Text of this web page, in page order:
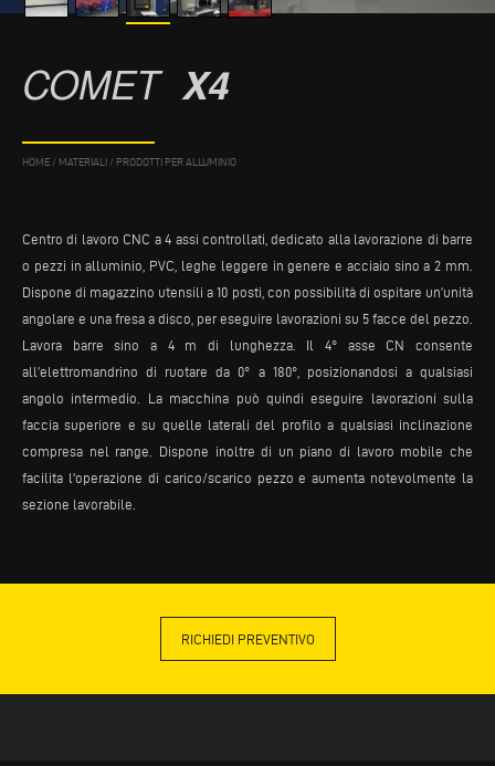
COMET X4
HOME / MATERIALI / PRODOTTI PER ALLUMINIO
Centro di lavoro CNC a 4 assi controllati, dedicato alla lavorazione di barre
o pezzi in alluminio, PVC, leghe leggere in genere e acciaio sino a 2 mm.
Dispone di magazzino utensili a 10 posti, con possibilità di ospitare un’unità
angolare e una fresa a disco, per eseguire lavorazioni su 5 facce del pezzo.
Lavora barre sino a 4 m di lunghezza. Il 4° asse CN consente
all’elettromandrino di ruotare da 0° a 180°, posizionandosi a qualsiasi
angolo intermedio. La macchina può quindi eseguire lavorazioni sulla
faccia superiore e su quelle laterali del profilo a qualsiasi inclinazione
compresa nel range. Dispone inoltre di un piano di lavoro mobile che
facilita l'operazione di carico/scarico pezzo e aumenta notevolmente la
sezione lavorabile.
RICHIEDI PREVENTIVO